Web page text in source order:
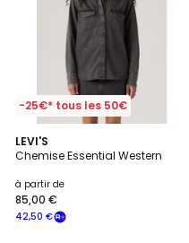
-25€* tous les 50€
LEVI'S
Chemise Essential Western
à partir de
42,50 €
85,00 €
4,5
/ 5
2
Couleurs